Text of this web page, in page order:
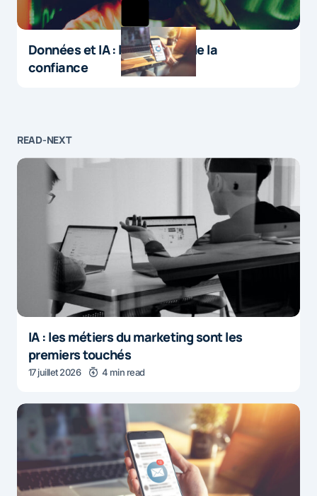
Données et IA : le paradoxe de la
confiance
READ-NEXT
IA : les métiers du marketing sont les
premiers touchés
17 juillet 2026 4 min read